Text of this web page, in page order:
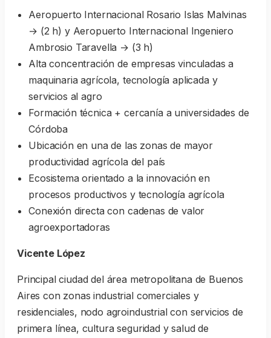
Aeropuerto Internacional Rosario Islas Malvinas
→ (2 h) y Aeropuerto Internacional Ingeniero
Ambrosio Taravella → (3 h)
Alta concentración de empresas vinculadas a
maquinaria agrícola, tecnología aplicada y
servicios al agro
Formación técnica + cercanía a universidades de
Córdoba
Ubicación en una de las zonas de mayor
productividad agrícola del país
Ecosistema orientado a la innovación en
procesos productivos y tecnología agrícola
Conexión directa con cadenas de valor
agroexportadoras
Vicente López
Principal ciudad del área metropolitana de Buenos
Aires con zonas industrial comerciales y
residenciales, nodo agroindustrial con servicios de
primera línea, cultura seguridad y salud de